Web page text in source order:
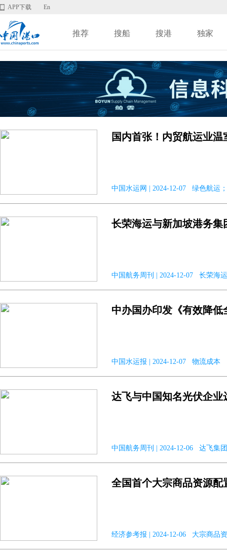
APP下载 En
推荐 搜船 搜港 独家
国内首张！内贸航运业
中国水运网 | 2024-12-07 绿色航运
长荣海运与新加坡港务集
中国航务周刊 | 2024-12-07 长荣海
中办国办印发《有效降
中国水运报 | 2024-12-07 物流成本
达飞与中国知名光伏企业
中国航务周刊 | 2024-12-06 达飞集
全国首个大宗商品资源配
经济参考报 | 2024-12-06 大宗商品